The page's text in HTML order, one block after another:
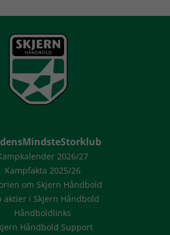
2026/27
Kampfakta 2025/26
om Skjern Håndbold
aktier i Skjern Håndbold
Håndboldlinks
Håndbold Support